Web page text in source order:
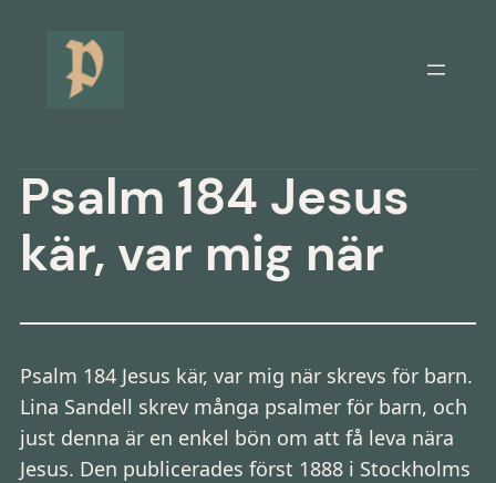
innehåll
Psalm 184 Jesus
kär, var mig när
Psalm 184 Jesus kär, var mig när skrevs för barn.
Lina Sandell skrev många psalmer för barn, och
just denna är en enkel bön om att få leva nära
Jesus. Den publicerades först 1888 i Stockholms